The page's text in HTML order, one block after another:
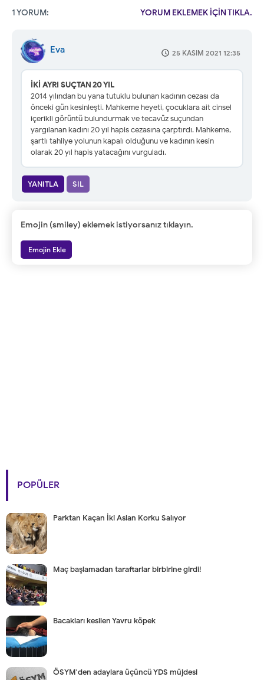
YORUM EKLEMEK İÇİN TIKLA.
1 YORUM:
Eva 25 KASIM 2021 12:35
İKİ AYRI SUÇTAN 20 YIL
2014 yılından bu yana tutuklu bulunan kadının cezası da
önceki gün kesinleşti. Mahkeme heyeti, çocuklara ait cinsel
içerikli görüntü bulundurmak ve tecavüz suçundan
yargılanan kadını 20 yıl hapis cezasına çarptırdı. Mahkeme,
şartlı tahliye yolunun kapalı olduğunu ve kadının kesin
olarak 20 yıl hapis yatacağını vurguladı.
YANITLA SIL
Emojin (smiley) eklemek istiyorsanız tıklayın.
Emojin Ekle
POPÜLER
Parktan Kaçan İki Aslan Korku Salıyor
Maç başlamadan taraftarlar birbirine girdi!
Bacakları kesilen Yavru köpek
ÖSYM'den adaylara üçüncü YDS müjdesi